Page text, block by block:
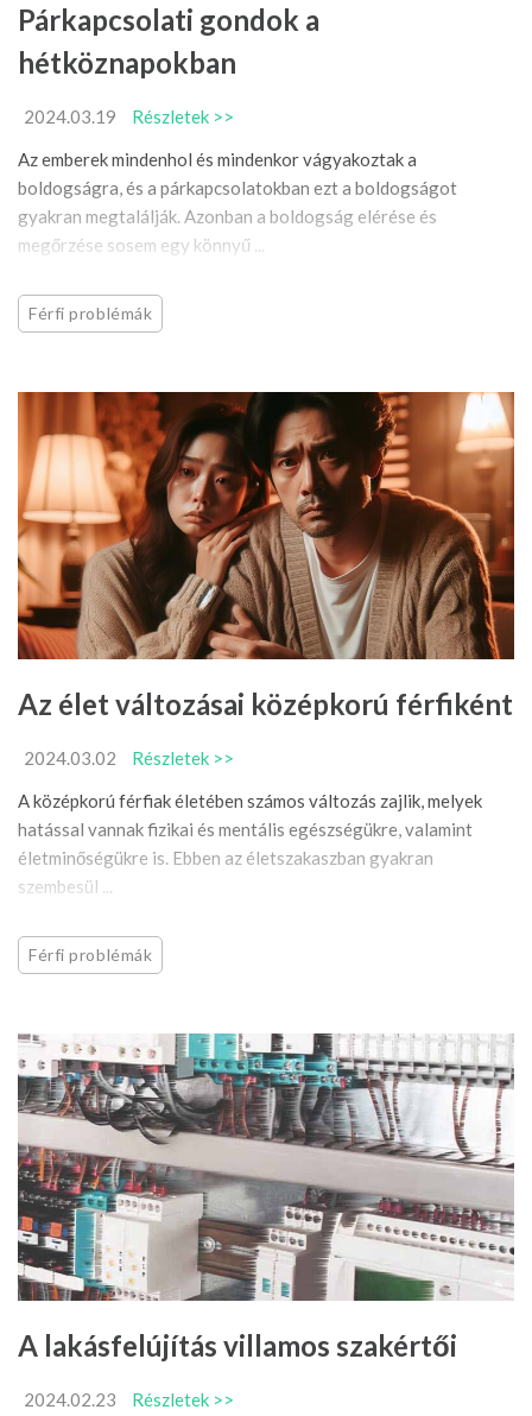
Párkapcsolati gondok a
hétköznapokban
2024.03.19
Részletek >>
Az emberek mindenhol és mindenkor vágyakoztak a
boldogságra, és a párkapcsolatokban ezt a boldogságot
gyakran megtalálják. Azonban a boldogság elérése és
megőrzése sosem egy könnyű ...
Férfi problémák
Az élet változásai középkorú férfiként
2024.03.02
Részletek >>
A középkorú férfiak életében számos változás zajlik, melyek
hatással vannak fizikai és mentális egészségükre, valamint
életminőségükre is. Ebben az életszakaszban gyakran
szembesül ...
Férfi problémák
A lakásfelújítás villamos szakértői
2024.02.23
Részletek >>